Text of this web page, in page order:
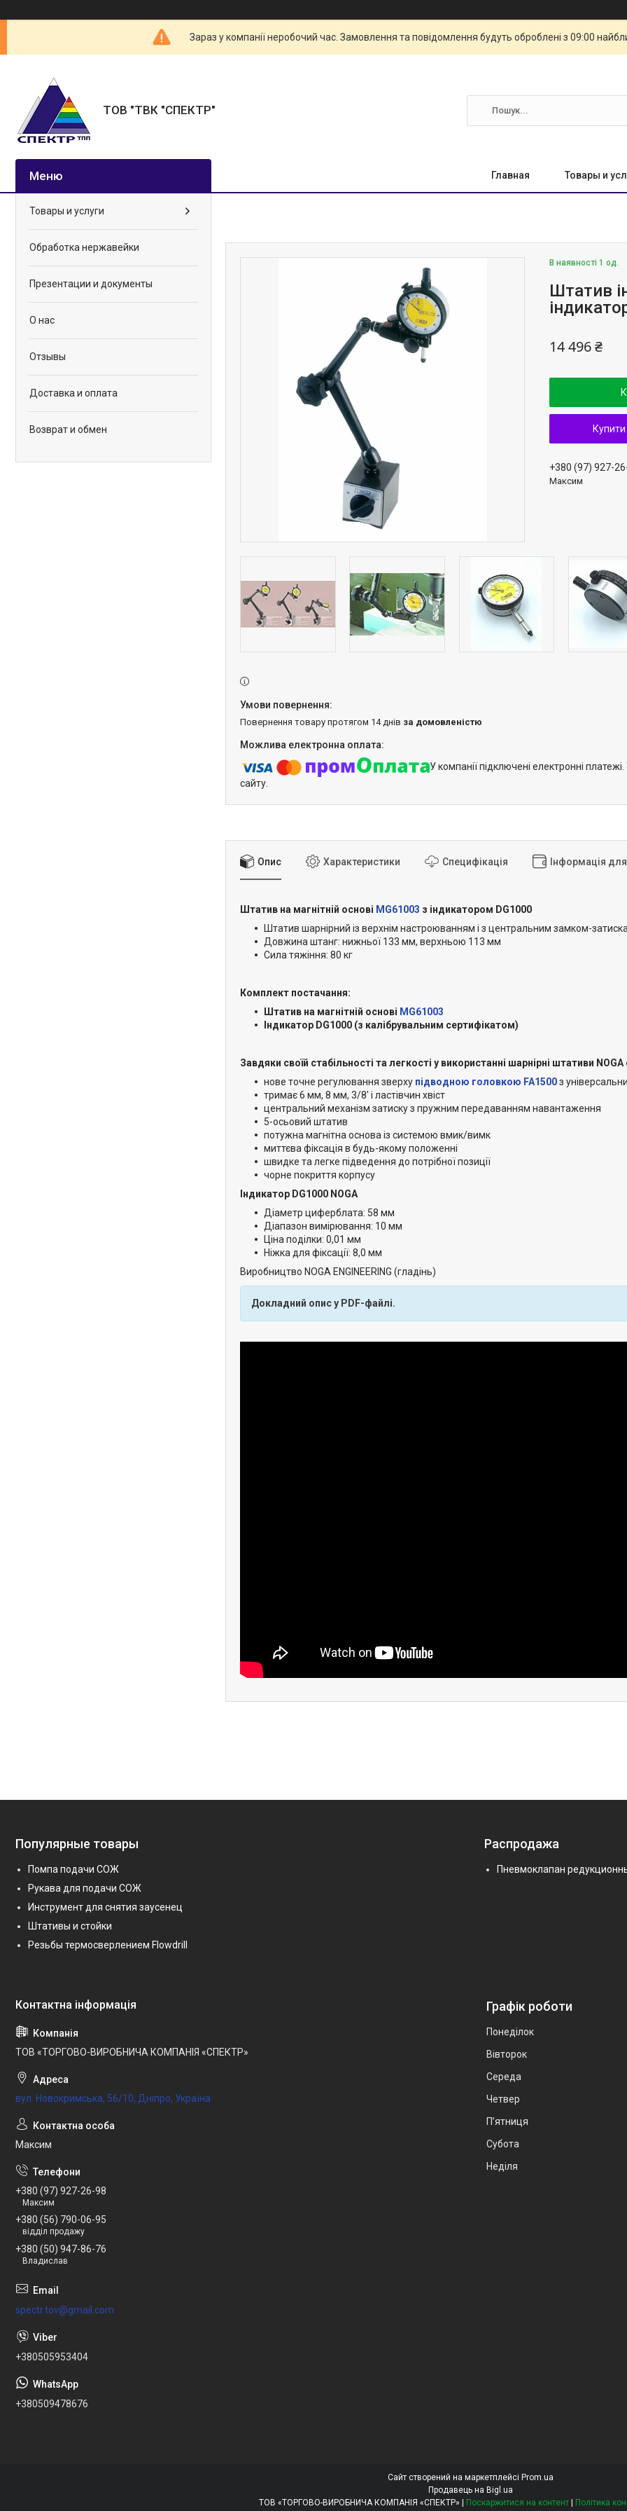
Зараз у компанії неробочий час. Замовлення та повідомлення будуть оброблені з 09:00
ТОВ "ТВК "СПЕКТР"
Главная Товары и
В наявності 1 од.
Штатив
14 496 ₴
Купити
+380 (97) 927-
Максим
повернення товару протягом 14 днів за домовленістю
У компанії підключені електронні
сайту.
Опис Характеристики Специфікація Інформація
Штатив на магнітній основі MG61003 з індикатором DG1000
Штатив шарнірний із верхнім настроюванням і з центральним замком-
Довжина штанг: нижньої 133 мм, верхньою 113 мм
Сила тяжіння: 80 кг
Комплект постачання:
Штатив на магнітній основі MG61003
Індикатор DG1000 (з калібрувальним сертифікатом)
Завдяки своїй стабільності та легкості у використанні шарнірні штативи
нове точне регулювання зверху підводною головкою FA1500з
тримає 6 мм, 8 мм, 3/8' і ластівчин хвіст
центральний механізм затиску з пружним передаванням навантаження
5-осьовий штатив
потужна магнітна основа із системою вмик/вимк
миттєва фіксація в будь-якому положенні
швидке та легке підведення до потрібної позиції
чорне покриття корпусу
Індикатор DG1000 NOGA
Діаметр циферблата: 58 мм
Діапазон вимірювання: 10 мм
Ціна поділки: 0,01 мм
Ніжка для фіксації: 8,0 мм
Виробництво NOGA ENGINEERING (гладінь)
Докладний опис у PDF-файлі.
Товары и услуги
Обработка нержавейки
Презентации и документы
О нас
Отзывы
Доставка и оплата
Возврат и обмен
Популярные товары
Помпа подачи СОЖ
Рукава для подачи СОЖ
Инструмент для снятия заусенец
Штативы и стойки
Резьбы термосверлением Flowdrill
Распродажа
Пневмоклапан
ТОВ «ТОРГОВО-ВИРОБНИЧА КОМПАНІЯ «СПЕКТР»
вул. Новокримська, 56/10, Дніпро, Україна
Максим
+380 (97) 927-26-98
Максим
+380 (56) 790-06-95
відділ продажу
+380 (50) 947-86-76
Владислав
spectr.tov@gmail.com
+380505953404
+380509478676
Графік роботи
Понеділок
Вівторок
Середа
Четвер
Пʼятниця
Субота
Неділя
Сайт створений на маркетплейсі Prom.ua
Продавець на Bigl.ua
Поскаржитися на контент Політика